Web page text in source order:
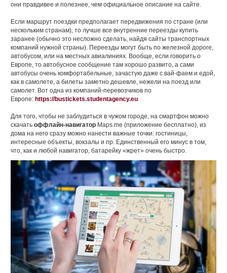
они правдивее и полезнее, чем официальное описание на сайте.
Если маршрут поездки предполагает передвижения по стране (или
нескольким странам), то лучше все внутренние переезды купить
заранее (обычно это несложно сделать, найдя сайты транспортных
компаний нужной страны). Переезды могут быть по железной дороге,
автобусом, или на местных авиалиниях. Вообще, если говорить о
Европе, то автобусное сообщение там хорошо развито, а сами
автобусы очень комфортабельные, зачастую даже с вай-фаем и едой,
как в самолете, а билеты заметно дешевле, нежели на поезд или
самолет. Вот одна из компаний-перевозчиков по
Европе:https://bustickets.studentagency.eu
Для того, чтобы не заблудиться в чужом городе, на смартфон можно
скачатьоффлайн-навигатор Maps.me (приложение бесплатно), из
дома на него сразу можно нанести важные точки: гостиницы,
интересные объекты, вокзалы и пр. Единственный его минус в том,
что, как и любой навигатор, батарейку «жрет» очень быстро.